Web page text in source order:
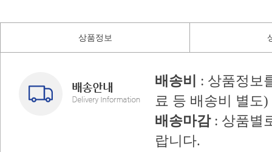
상품정보
배송비
: 상품정보
료 등 배송비 별도)
배송마감: 상품별
랍니다.